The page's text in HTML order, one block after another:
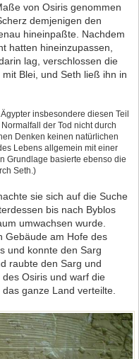
von Osiris genommen
demjenigen den
hineinpaßte. Nachdem
hatten hineinzupassen,
lag, verschlossen die
Blei, und Seth ließ ihn in
insbesondere diesen Teil
der Tod nicht durch
Denken keinen natürlichen
Lebens allgemein mit einer
Grundlage basierte ebenso die
Seth.)
sie sich auf die Suche
bis nach Byblos
umwachsen wurde.
Gebäude am Hofe des
und konnte den Sarg
raubte den Sarg und
Osiris und warf die
ganze Land verteilte.